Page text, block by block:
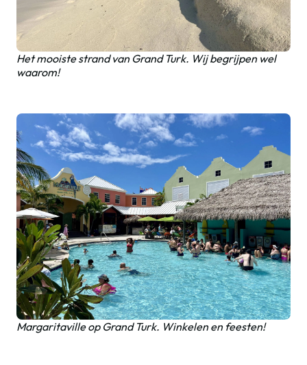
Het mooiste strand van Grand Turk. Wij begrijpen wel
waarom!
Margaritaville op Grand Turk. Winkelen en feesten!